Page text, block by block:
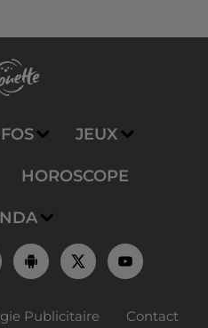
JEUX
HOROSCOPE
Publicitaire Contact